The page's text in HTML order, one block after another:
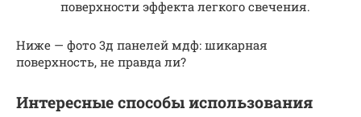
поверхности эффекта легкого свечения.
Ниже — фото 3д панелей мдф: шикарная
поверхность, не правда ли?
Интересные способы использования